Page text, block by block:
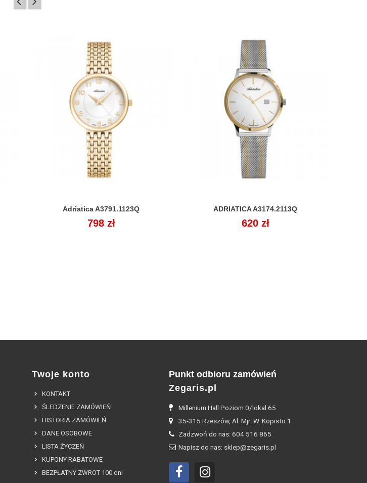
Adriatica A3791.1123Q
Cena
798 zł
 ADRIATICA A3174.2113Q
Cena
620 zł

Twoje konto
KONTAKT
ŚLEDZENIE ZAMÓWIEŃ
HISTORIA ZAMÓWIEŃ
DANE OSOBOWE
LISTA ŻYCZEŃ
KUPONY RABATOWE
BEZPŁATNY ZWROT 100 dni
Punkt odbioru zamówień
Zegaris.pl
Millenium Hall Poziom 0/lokal 65
35-315 Rzeszów, Al. Mjr. W. Kopisto 1
Zadzwoń do nas: 604 516 865
Napisz do nas: sklep@zegaris.pl